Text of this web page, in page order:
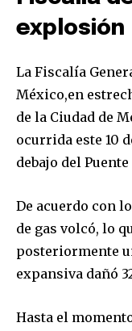
Únete a
Para suscribirte, solo
y da click en el botón
explosión
La Fiscalía
México,en
de la Ciudad de
ocurrida este 10
debajo del
De acuerdo con
de gas volcó, lo
posteriormente
expansiva dañó
Hasta el